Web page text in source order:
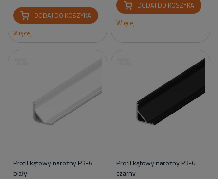
DODAJ DO KOSZYKA
Więcej
DODAJ DO KOSZYKA
Więcej
Profil kątowy narożny P3-6
biały
Profil kątowy narożny P3-6
czarny